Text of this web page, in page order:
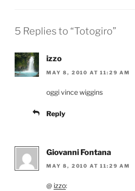
5 Replies to “Totogiro”
izzo
MAY 8, 2010 AT 11:29 AM
oggi vince wiggins
Reply
Giovanni Fontana
MAY 8, 2010 AT 11:29 AM
@ izzo: